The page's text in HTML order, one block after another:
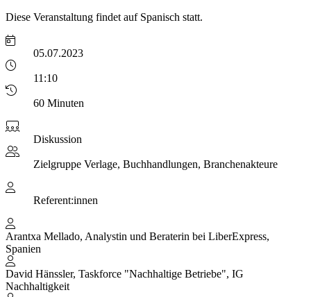
Diese Veranstaltung findet auf Spanisch statt.
05.07.2023
11:10
60 Minuten
Diskussion
Zielgruppe Verlage, Buchhandlungen, Branchenakteure
Referent:innen
Arantxa Mellado, Analystin und Beraterin bei LiberExpress,
Spanien
David Hänssler, Taskforce "Nachhaltige Betriebe", IG
Nachhaltigkeit